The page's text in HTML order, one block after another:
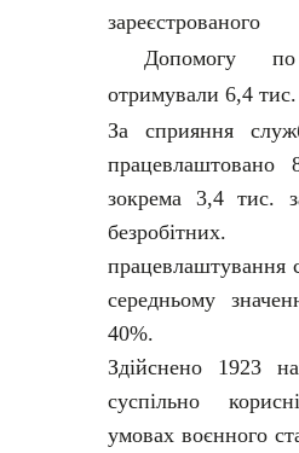
зареєстрованого
Допомогу по
отримували 6,4 тис.
За сприяння
працевлаштовано
зокрема 3,4 тис.
працевлаштування
середньому
40%.
Здійснено 1923
суспільно
умовах воєнного